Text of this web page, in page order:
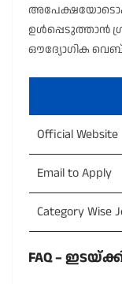
ഉൾപ്പെടുത്താൻ
ഔദ്യോഗിക
Official Website
Email to Apply
Category Wise
FAQ –